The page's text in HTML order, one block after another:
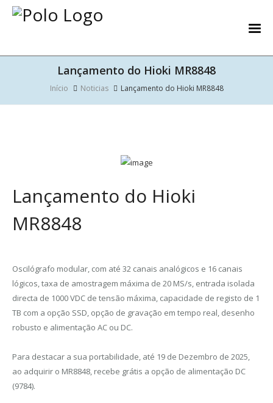
Lançamento do Hioki MR8848
Início Noticias Lançamento do Hioki MR8848
Lançamento do Hioki
MR8848
Oscilógrafo modular, com até 32 canais analógicos e 16 canais
lógicos, taxa de amostragem máxima de 20 MS/s, entrada isolada
directa de 1000 VDC de tensão máxima, capacidade de registo de 1
TB com a opção SSD, opção de gravação em tempo real, desenho
robusto e alimentação AC ou DC.
Para destacar a sua portabilidade, até 19 de Dezembro de 2025,
ao adquirir o MR8848, recebe grátis a opção de alimentação DC
(9784).